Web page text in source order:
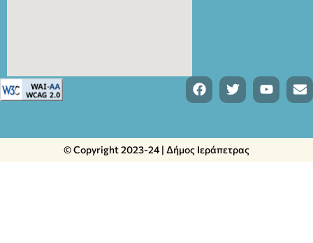
© Copyright 2023-24 | Δήμος Ιεράπετρας